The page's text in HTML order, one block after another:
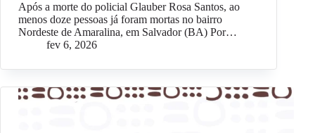
Após a morte do policial Glauber Rosa Santos, ao
menos doze pessoas já foram mortas no bairro
Nordeste de Amaralina, em Salvador (BA) Por…
fev 6, 2026